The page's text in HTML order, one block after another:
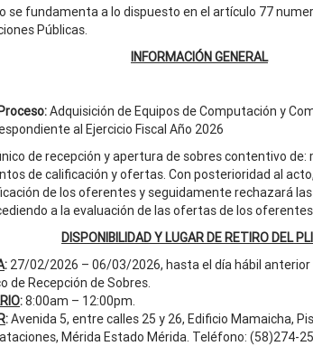
se fundamenta a lo dispuesto en el artículo 77
Públicas.
INFORMACIÓN GENERAL
:Adquisición de Equipos de Computación y
al Ejercicio Fiscal Año 2026
de recepción y apertura de sobres contentivo
de calificación y ofertas. Con posterioridad al
de los oferentes y seguidamente rechazará
a la evaluación de las ofertas de los
DISPONIBILIDAD Y LUGAR DE RETIRO DEL
: 27/02/2026 – 06/03/2026, hasta el día hábil
de Recepción de Sobres.
:8:00am – 12:00pm.
:Avenida 5, entre calles 25 y 26, Edificio Mamaicha,
Mérida Estado Mérida. Teléfono: (58)274-